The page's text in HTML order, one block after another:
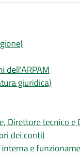
dell'ARPAM
giuridica)
Direttore tecnico
dei conti)
interna e